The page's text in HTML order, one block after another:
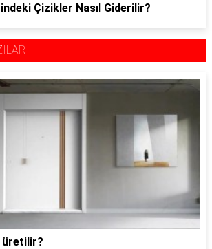
Çizikler Nasıl Giderilir?
üretilir?